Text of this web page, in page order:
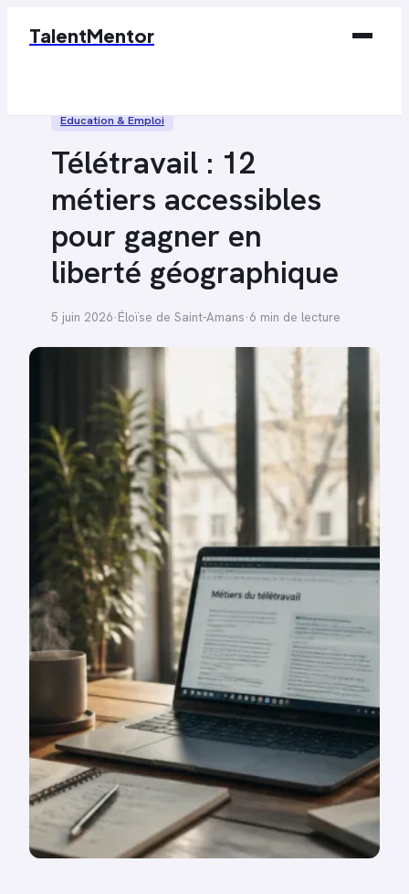
TalentMentor
Tech
Éducation & Emploi
Télétravail : 12
métiers accessibles
pour gagner en
liberté géographique
5 juin 2026·Éloïse de Saint-Amans·6 min de lecture